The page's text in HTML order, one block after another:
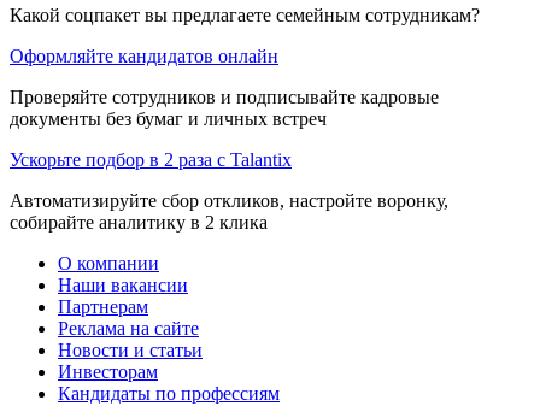
Какой соцпакет вы предлагаете семейным сотрудникам?
Оформляйте кандидатов онлайн
Проверяйте сотрудников и подписывайте кадровые
документы без бумаг и личных встреч
Ускорьте подбор в 2 раза с Talantix
Автоматизируйте сбор откликов, настройте воронку,
собирайте аналитику в 2 клика
О компании
Наши вакансии
Партнерам
Реклама на сайте
Новости и статьи
Инвесторам
Кандидаты по профессиям